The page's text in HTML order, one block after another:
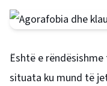
Është e
situata ku mund të